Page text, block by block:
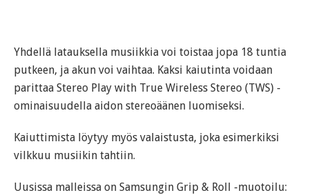
Yhdellä latauksella musiikkia voi toistaa jopa 18 tuntia
putkeen, ja akun voi vaihtaa. Kaksi kaiutinta voidaan
parittaa Stereo Play with True Wireless Stereo (TWS) -
ominaisuudella aidon stereoäänen luomiseksi.
Kaiuttimista löytyy myös valaistusta, joka esimerkiksi
vilkkuu musiikin tahtiin.
Uusissa malleissa on Samsungin Grip & Roll -muotoilu: